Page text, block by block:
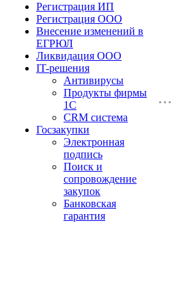
Регистрация ИП
Регистрация ООО
Внесение изменений в
ЕГРЮЛ
Ликвидация ООО
IT-решения
Антивирусы
Продукты фирмы
1C
CRM система
Госзакупки
Электронная
подпись
Поиск и
сопровождение
закупок
Банковская
гарантия